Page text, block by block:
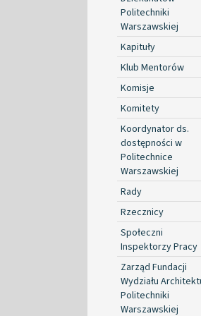
Politechniki
Warszawskiej
Kapituły
Klub Mentorów
Komisje
Komitety
Koordynator ds.
dostępności w
Politechnice
Warszawskiej
Rady
Rzecznicy
Społeczni
Inspektorzy Pracy
Zarząd Fundacji
Wydziału
Politechniki
Warszawskiej